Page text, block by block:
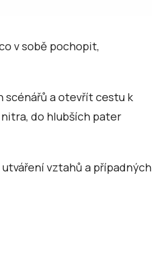
v sobě pochopit,
scénářů a otevřít cestu k
do hlubších pater
vztahů a případných